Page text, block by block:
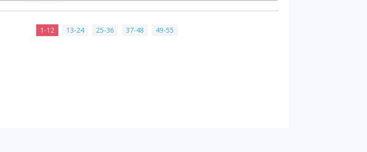
1-12 13-24 25-36 37-48 49-55